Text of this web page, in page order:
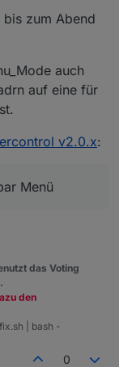
Rolladen
Rolladen
Lightsensor
zum Abend
auch
auf eine für
v2.0.x:
Menü
das Voting
den
| bash -
0